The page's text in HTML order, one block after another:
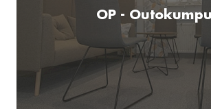
OP - Outokumpu